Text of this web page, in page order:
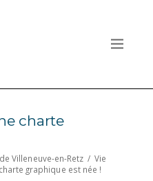
charte
Villeneuve-en-Retz /Vie
graphique est née !